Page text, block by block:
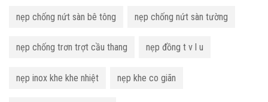
nẹp chống nứt sàn bê tông nẹp chống nứt sàn tường
nẹp chống trơn trợt cầu thang nẹp đồng t v l u
nẹp inox khe khe nhiệt nẹp khe co giãn